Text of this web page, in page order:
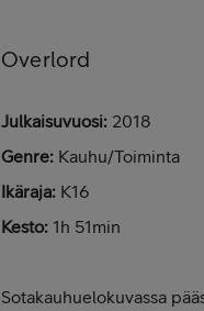
Overlord
Julkaisuvuosi: 2018
Genre: Kauhu/Toiminta
Ikäraja: K16
Kesto: 1h 51min
Sotakauhuelokuvassa